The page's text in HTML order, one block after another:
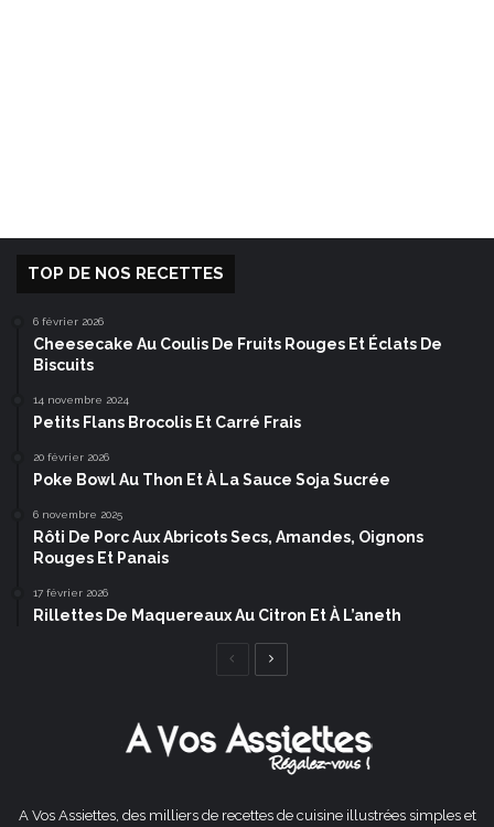
TOP DE NOS RECETTES
6 février 2026
Cheesecake Au Coulis De Fruits Rouges Et Éclats De
Biscuits
14 novembre 2024
Petits Flans Brocolis Et Carré Frais
20 février 2026
Poke Bowl Au Thon Et À La Sauce Soja Sucrée
6 novembre 2025
Rôti De Porc Aux Abricots Secs, Amandes, Oignons
Rouges Et Panais
17 février 2026
Rillettes De Maquereaux Au Citron Et À L’aneth
Page
A Vos Assiettes, des milliers de recettes de cuisine illustrées simples et